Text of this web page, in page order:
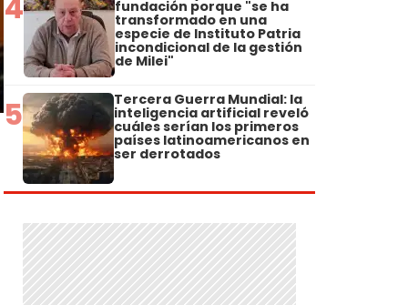
fundación porque "se ha
transformado en una
especie de Instituto Patria
incondicional de la gestión
de Milei"
5 Tercera Guerra Mundial: la
inteligencia artificial reveló
cuáles serían los primeros
países latinoamericanos en
ser derrotados